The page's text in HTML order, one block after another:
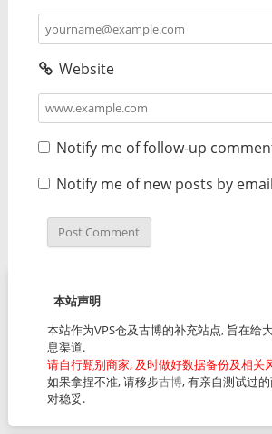
Website
Notify me of follow-up
Notify me of new posts by
本站声明
本站作为VPS仓及古博的补充站点, 旨在给
息渠道.
请自行甄别商家, 及时做好数据备份及相关
如果拿捏不准, 请移步古博, 有亲自测试过
对稳妥.